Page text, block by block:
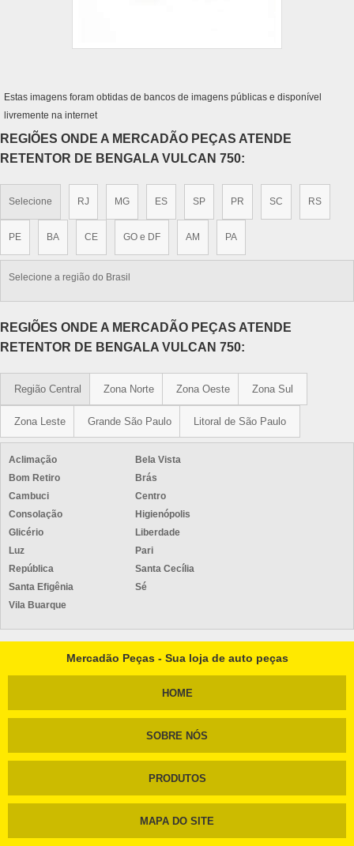
Estas imagens foram obtidas de bancos de imagens públicas e disponível
livremente na internet
REGIÕES ONDE A MERCADÃO PEÇAS ATENDE
RETENTOR DE BENGALA VULCAN 750:
Selecione RJ MG ES SP PR SC RS
PE BA CE GO e DF AM PA
Selecione a região do Brasil
REGIÕES ONDE A MERCADÃO PEÇAS ATENDE
RETENTOR DE BENGALA VULCAN 750:
Região Central Zona Norte Zona Oeste Zona Sul
Zona Leste Grande São Paulo Litoral de São Paulo
Aclimação
Bela Vista
Bom Retiro
Brás
Cambuci
Centro
Consolação
Higienópolis
Glicério
Liberdade
Luz
Pari
República
Santa Cecília
Santa Efigênia
Sé
Vila Buarque
Mercadão Peças - Sua loja de auto peças
HOME
SOBRE NÓS
PRODUTOS
MAPA DO SITE